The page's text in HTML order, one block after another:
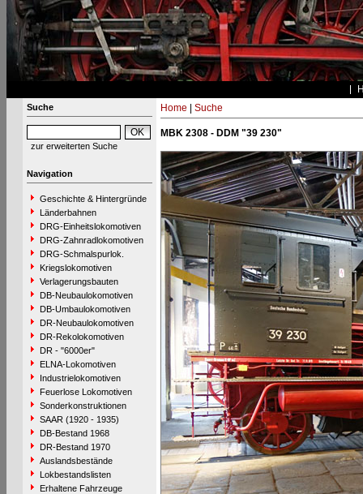
Suche
zur erweiterten Suche
Navigation
Geschichte & Hintergründe
Länderbahnen
DRG-Einheitslokomotiven
DRG-Zahnradlokomotiven
DRG-Schmalspurlok.
Kriegslokomotiven
Verlagerungsbauten
DB-Neubaulokomotiven
DB-Umbaulokomotiven
DR-Neubaulokomotiven
DR-Rekolokomotiven
DR - "6000er"
ELNA-Lokomotiven
Industrielokomotiven
Feuerlose Lokomotiven
Sonderkonstruktionen
SAAR (1920 - 1935)
DB-Bestand 1968
DR-Bestand 1970
Auslandsbestände
Lokbestandslisten
Erhaltene Fahrzeuge
Home Suche
MBK 2308 - DDM "39 230"